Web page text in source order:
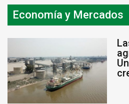
Economía y Mercados